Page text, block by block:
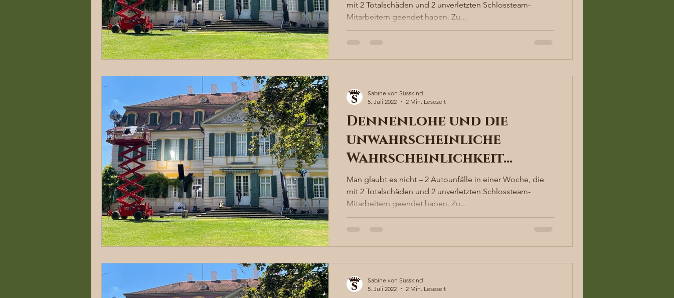
mit 2 Totalschäden und 2 unverletzten Schlossteam-
Mitarbeitern geendet haben. Zu...
Dennenlohe und die
unwahrscheinliche
Wahrscheinlichkeit…
Man glaubt es nicht – 2 Autounfälle in einer Woche, die
mit 2 Totalschäden und 2 unverletzten Schlossteam-
Mitarbeitern geendet haben. Zu...
Sabine von Süsskind
5. Juli 2022
2 Min. Lesezeit
Sabine von Süsskind
5. Juli 2022
2 Min. Lesezeit